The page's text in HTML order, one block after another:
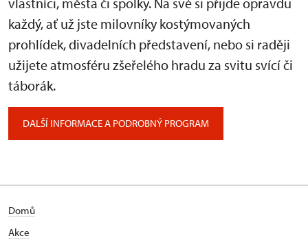
každý, ať už jste milovníky kostýmovaných
prohlídek, divadelních představení, nebo si raději
užijete atmosféru zšeřelého hradu za svitu svící či
táborák.
DALŠÍ INFORMACE A PODROBNÝ PROGRAM
Domů
Akce